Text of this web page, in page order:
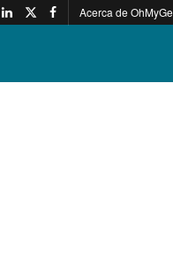
Acerca de